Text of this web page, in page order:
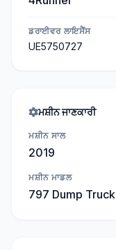
ਡਰਾਈਵਰ ਲਾਇਸੈਂਸ
UE5750727
ਮਸ਼ੀਨ ਜਾਣਕਾਰੀ
ਮਸ਼ੀਨ ਸਾਲ
2019
ਮਸ਼ੀਨ ਮਾਡਲ
797 Dump Truck